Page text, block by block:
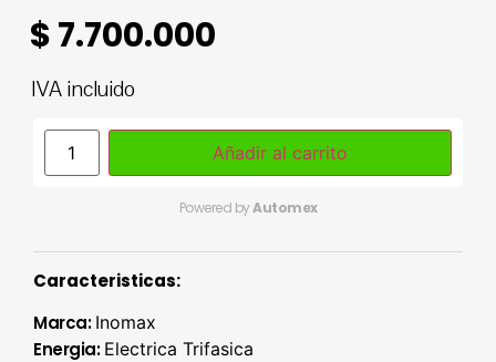
$7.700.000
IVA incluido
Añadir al carrito
Powered byAutomex
Caracteristicas:
Marca: Inomax
Energia: Electrica Trifasica